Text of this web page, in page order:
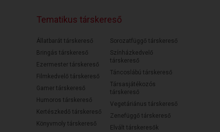
Tematikus társkereső
Állatbarát társkereső
Bringás társkereső
Ezermester társkereső
Filmkedvelő társkereső
Gamer társkereső
Humoros társkereső
Kertészkedő társkereső
Könyvmoly társkereső
Sorozatfüggő társkereső
Színházkedvelő
társkereső
Táncoslábú társkereső
Társasjátékozós
társkereső
Vegetáriánus társkereső
Zenefüggő társkereső
Elvált társkeresők